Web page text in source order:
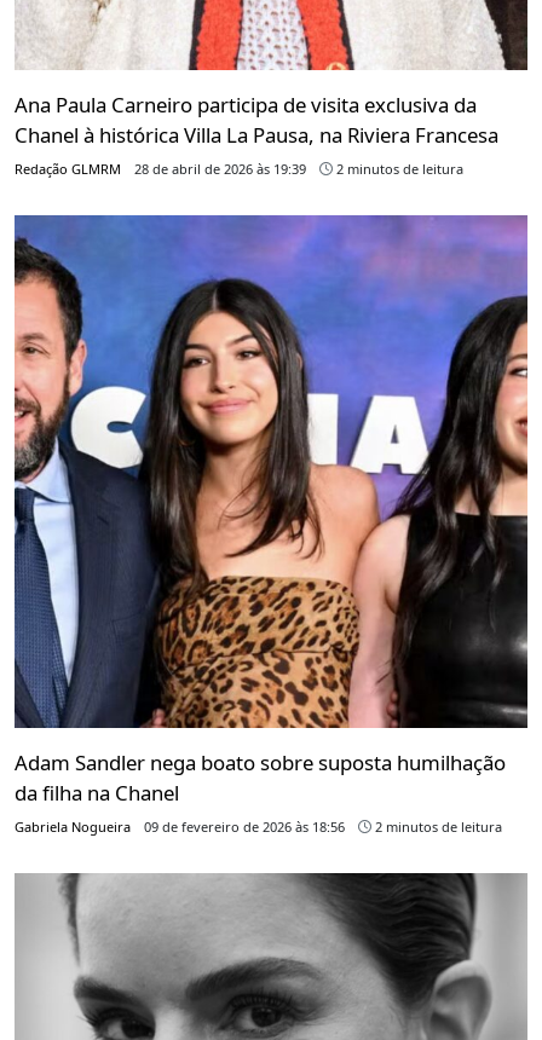
Ana Paula Carneiro participa de visita exclusiva da
Chanel à histórica Villa La Pausa, na Riviera Francesa
Redação GLMRM 28 de abril de 2026 às 19:39 2 minutos de leitura
Adam Sandler nega boato sobre suposta humilhação
da filha na Chanel
Gabriela Nogueira 09 de fevereiro de 2026 às 18:56 2 minutos de leitura